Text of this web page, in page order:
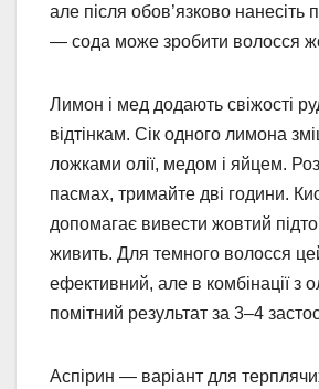
але після обов’язково нанесіть
— сода може зробити волосся
Лимон і мед додають свіжості
відтінкам. Сік одного лимона
ложками олії, медом і яйцем.
пасмах, тримайте дві години.
допомагає вивести жовтий
живить. Для темного волосся
ефективний, але в комбінації з
помітний результат за 3–4
Аспірин — варіант для